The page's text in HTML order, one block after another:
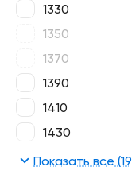
1330
1350
1370
1390
1410
1430
1450
Показать все